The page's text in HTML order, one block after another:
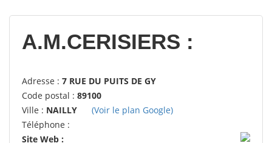
14358votes
A.M.CERISIERS :
Adresse : 7 RUE DU PUITS DE GY
Code postal : 89100
Ville : NAILLY
(Voir le plan Google)
Téléphone :
Site Web :